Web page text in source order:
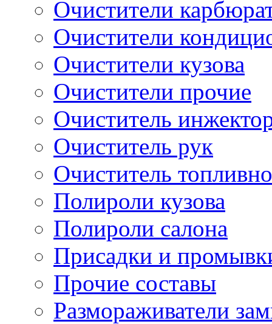
Очистители
Очистители
Очистители кузова
Очистители прочие
Очиститель
Очиститель рук
Очиститель
Полироли кузова
Полироли салона
Присадки и
Прочие составы
Размораживатели